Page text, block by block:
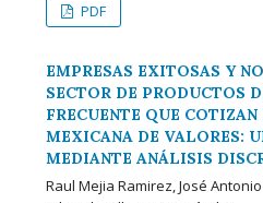
PDF
EMPRESAS EXITOSAS Y
SECTOR DE PRODUCTOS
FRECUENTE QUE
MEXICANA DE VALORES:
MEDIANTE ANÁLISIS
Raul Mejia Ramirez, José